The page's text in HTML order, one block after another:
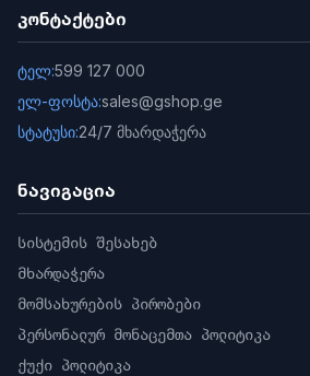
კონტაქტები
ტელ:599 127 000
ელ-ფოსტა:sales@gshop.ge
სტატუსი:24/7 მხარდაჭერა
ნავიგაცია
სისტემის შესახებ
მხარდაჭერა
მომსახურების პირობები
პერსონალურ მონაცემთა პოლიტიკა
ქუქი პოლიტიკა